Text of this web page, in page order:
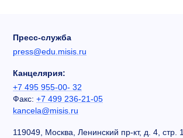
Пресс-служба
press@edu.misis.ru
Канцелярия:
+7 495 955-00- 32
Факс: +7 499 236-21-05
kancela@misis.ru
119049, Москва, Ленинский пр-кт, д. 4, стр. 1